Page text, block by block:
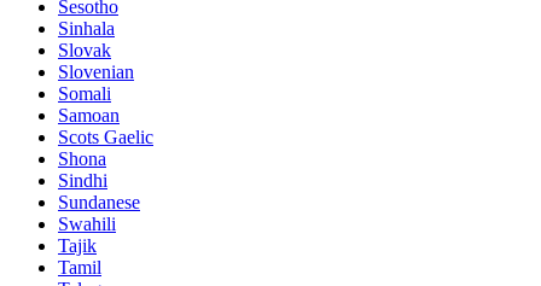
Sesotho
Sinhala
Slovak
Slovenian
Somali
Samoan
Scots Gaelic
Shona
Sindhi
Sundanese
Swahili
Tajik
Tamil